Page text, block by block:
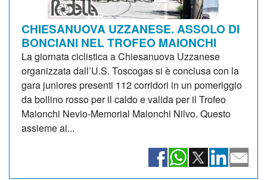
CHIESANUOVA UZZANESE. ASSOLO DI
BONCIANI NEL TROFEO MAIONCHI
La giornata ciclistica a Chiesanuova Uzzanese
organizzata dall’U.S. Toscogas si è conclusa con la
gara juniores presenti 112 corridori in un pomeriggio
da bollino rosso per il caldo e valida per il Trofeo
Maionchi Nevio-Memorial Maionchi Nilvo. Questo
assieme ai...